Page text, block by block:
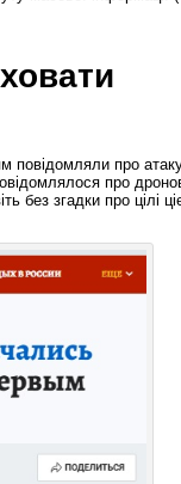
повідомляли про
про
без згадки про цілі